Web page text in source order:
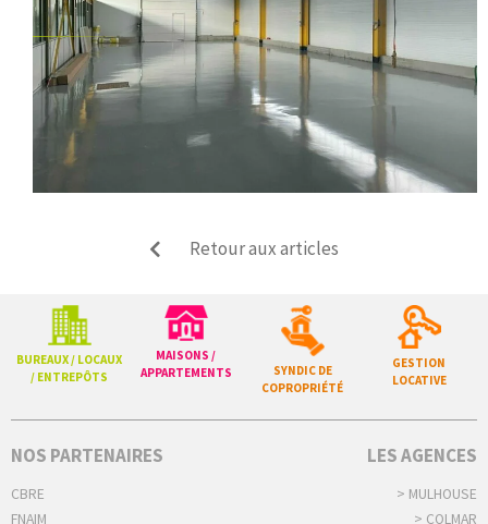
Retour aux articles
BUREAUX / LOCAUX
/ ENTREPÔTS
MAISONS /
APPARTEMENTS
SYNDIC DE
COPROPRIÉTÉ
GESTION
LOCATIVE
NOS PARTENAIRES
CBRE
FNAIM
LES AGENCES
> MULHOUSE
> COLMAR